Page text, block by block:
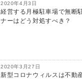
2020年4月3日
経営する月極駐車場で無
ナーはどう対処すべき？
2020年3月27日
新型コロナウィルスは不動